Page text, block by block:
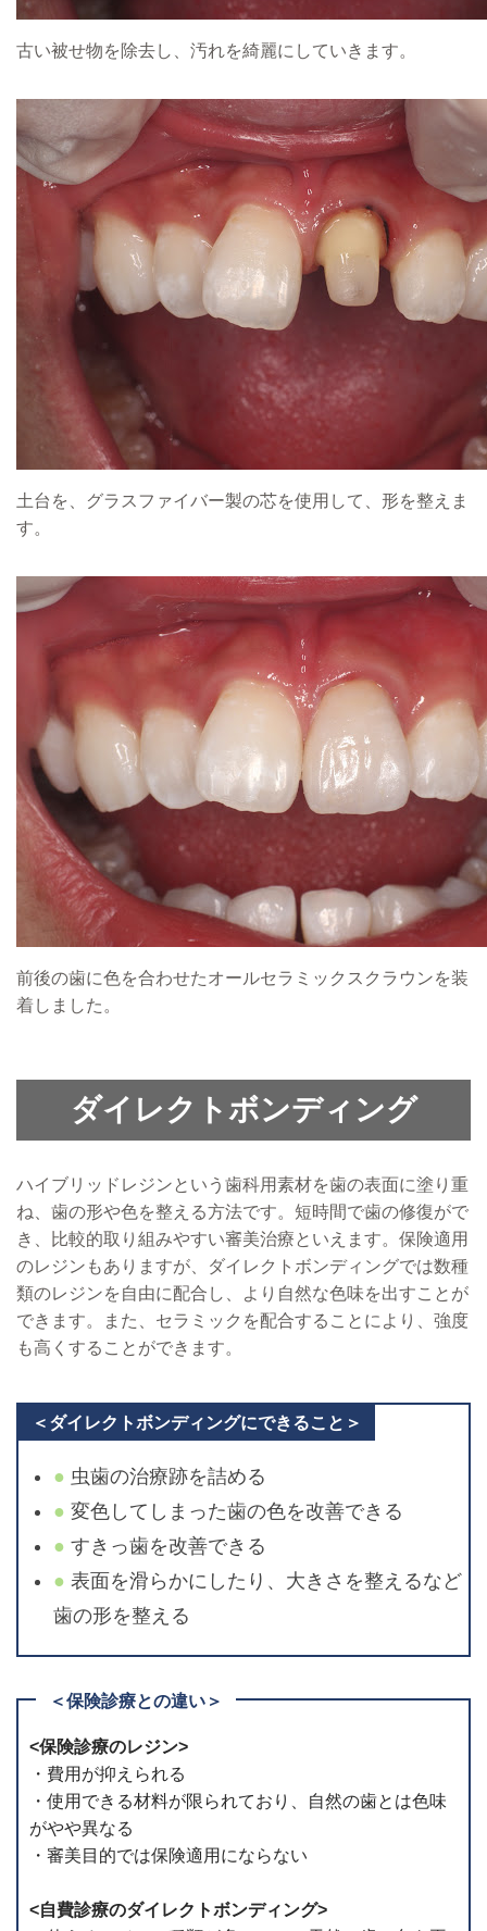
古い被せ物を除去し、汚れを綺麗にしていきます。
土台を、グラスファイバー製の芯を使用して、形を整えま
す。
前後の歯に色を合わせたオールセラミックスクラウンを装
着しました。
ダイレクトボンディング
ハイブリッドレジンという歯科用素材を歯の表面に塗り重
ね、歯の形や色を整える方法です。短時間で歯の修復がで
き、比較的取り組みやすい審美治療といえます。保険適用
のレジンもありますが、ダイレクトボンディングでは数種
類のレジンを自由に配合し、より自然な色味を出すことが
できます。また、セラミックを配合することにより、強度
も高くすることができます。
＜ダイレクトボンディングにできること＞
虫歯の治療跡を詰める
変色してしまった歯の色を改善できる
すきっ歯を改善できる
表面を滑らかにしたり、大きさを整えるなど
歯の形を整える
＜保険診療との違い＞
<保険診療のレジン>
・費用が抑えられる
・使用できる材料が限られており、自然の歯とは色味
がやや異なる
・審美目的では保険適用にならない
<自費診療のダイレクトボンディング>